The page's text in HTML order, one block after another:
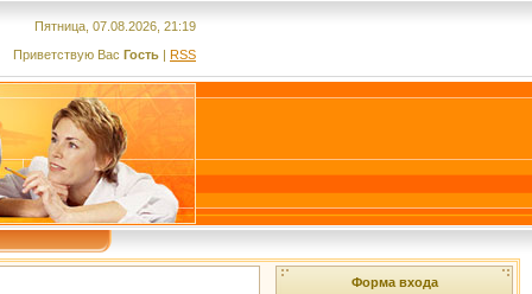
Пятница, 07.08.2026, 21:19
Приветствую Вас Гость | RSS
Форма входа